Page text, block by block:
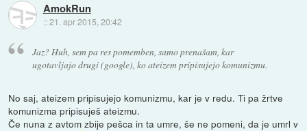
AmokRun
::21. apr 2015, 20:42
Jaz? Huh, sem pa res pomemben, samo prenašam, kar
ugotavljajo drugi (google), ko ateizem pripisujejo komunizmu.
No saj, ateizem pripisujejo komunizmu, kar je v redu. Ti pa žrtve
komunizma pripisuješ ateizmu.
Če nuna z avtom zbije pešca in ta umre, še ne pomeni, da je umrl v